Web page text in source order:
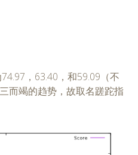
，63.40，和59.09（不
而竭的趋势，故取名蹉跎指